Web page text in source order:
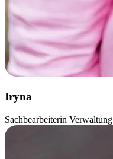
Iryna
Sachbearbeiterin Verwaltung